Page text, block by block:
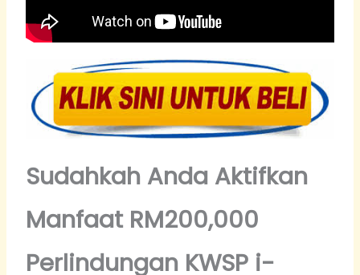
Sudahkah Anda Aktifkan
Manfaat RM200,000
Perlindungan KWSP i-